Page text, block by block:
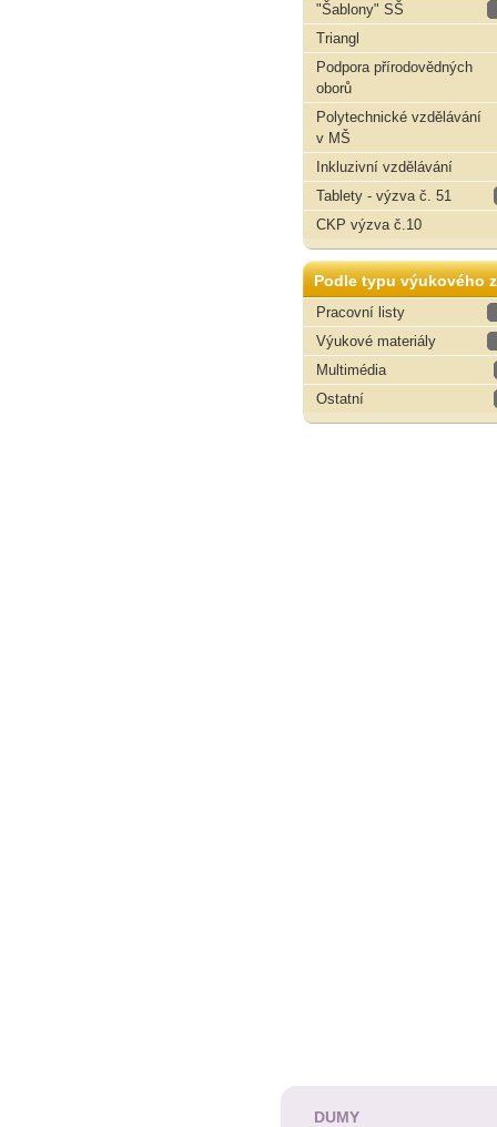
"Šablony" SŠ
Triangl
Podpora přírodovědných
oborů
Polytechnické vzdělávání
v MŠ
Inkluzivní vzdělávání
Tablety - výzva č. 51
CKP výzva č.10
Podle typu výukového
Pracovní listy
Výukové materiály
Multimédia
Ostatní
DUMY